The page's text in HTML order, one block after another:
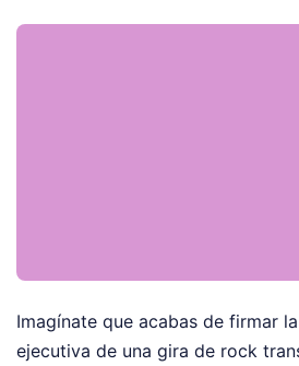
Imagínate que acabas de firmar
ejecutiva de una gira de rock